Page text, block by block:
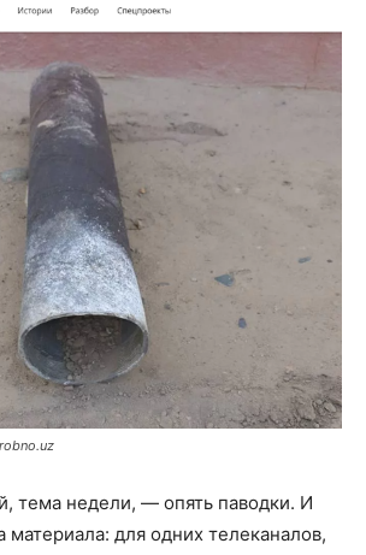
тема недели, — опять паводки. И
материала: для одних телеканалов,